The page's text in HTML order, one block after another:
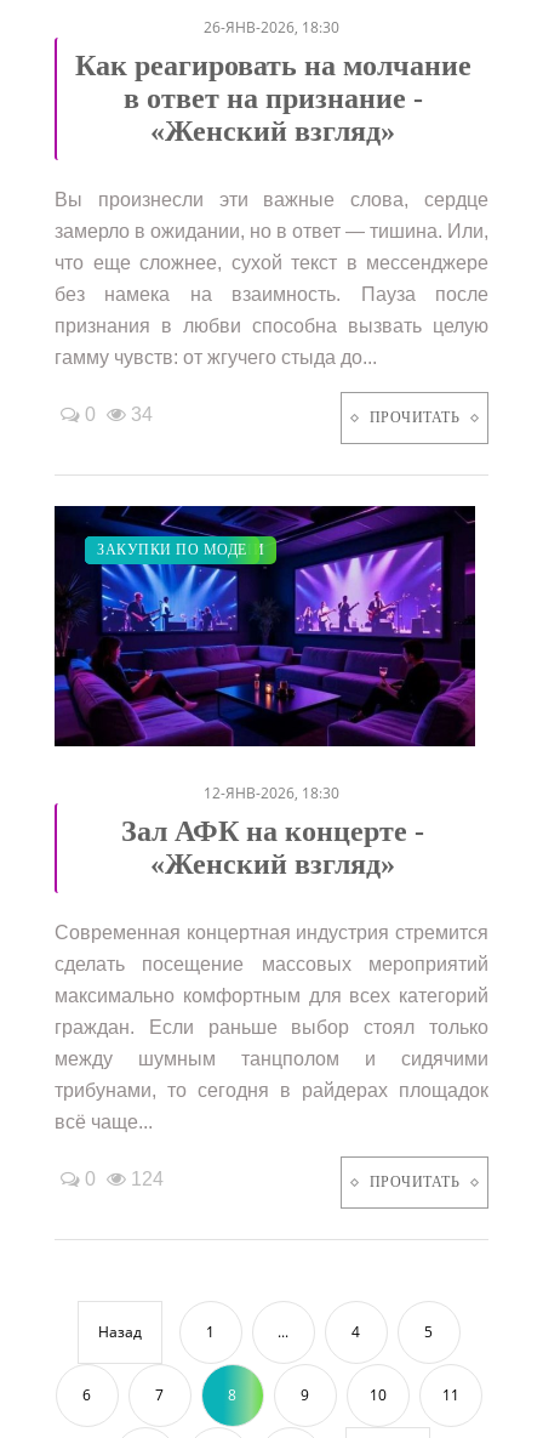
26-ЯНВ-2026, 18:30
Как реагировать на молчание
в ответ на признание -
«Женский взгляд»
Вы произнесли эти важные слова, сердце
замерло в ожидании, но в ответ — тишина. Или,
что еще сложнее, сухой текст в мессенджере
без намека на взаимность. Пауза после
признания в любви способна вызвать целую
гамму чувств: от жгучего стыда до...
0 34 ПРОЧИТАТЬ
ПОКАЗЫ
/
КРАСОТА
/
ДИЕТА
/
МОДНЫЕ ТЕНДЕНЦИИ
/
ЗАКУПКИ ПО МОДЕ
12-ЯНВ-2026, 18:30
Зал АФК на концерте -
«Женский взгляд»
Современная концертная индустрия стремится
сделать посещение массовых мероприятий
максимально комфортным для всех категорий
граждан. Если раньше выбор стоял только
между шумным танцполом и сидячими
трибунами, то сегодня в райдерах площадок
всё чаще...
0 124 ПРОЧИТАТЬ
Назад 1 ... 4 5
6 7 8 9 10 11